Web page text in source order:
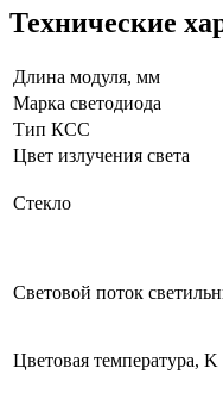
Технические
Длина модуля, мм
Марка светодиода
Тип КСС
Цвет излучения света
Стекло
Световой поток
Цветовая температура, K